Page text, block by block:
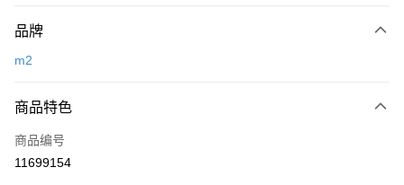
AFTEE先享后付
相关说明
1. 於付款方式選擇AFTEE先享後付，將跳出AFTEE先享後付手機驗證視
窗。
3. 訂單確認後不需事先繳費，商品會配送至您的指定地址。
4. 下訂完成後，您的手機會收到一封繳費通知簡訊，APP會員則會收到
运送方式
全家付款取貨
盒)
品牌
m2
商品特色
商品编号
11699154